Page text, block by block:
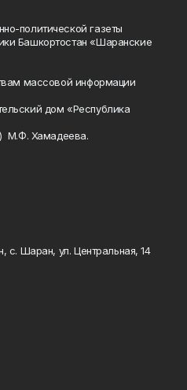
политической газеты
Башкортостан «Шаранские
массовой информации
дом «Республика
М.Ф. Хамадеева.
Шаран, ул. Центральная, 14